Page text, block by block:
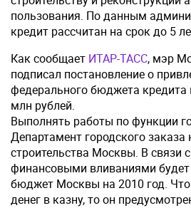
пользования. По данным
кредит рассчитан на срок до 5
Как сообщает ИТАР-ТАСС, мэр
подписал постановление о
федерального бюджета
млн рублей.
Выполнять работы по функции
Департамент городского заказа
строительства Москвы. В связи
финансовыми вливаниями
бюджет Москвы на 2010 год. Что
денег в казну, то он